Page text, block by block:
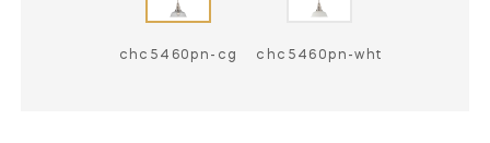
chc5460pn-cg chc5460pn-wht